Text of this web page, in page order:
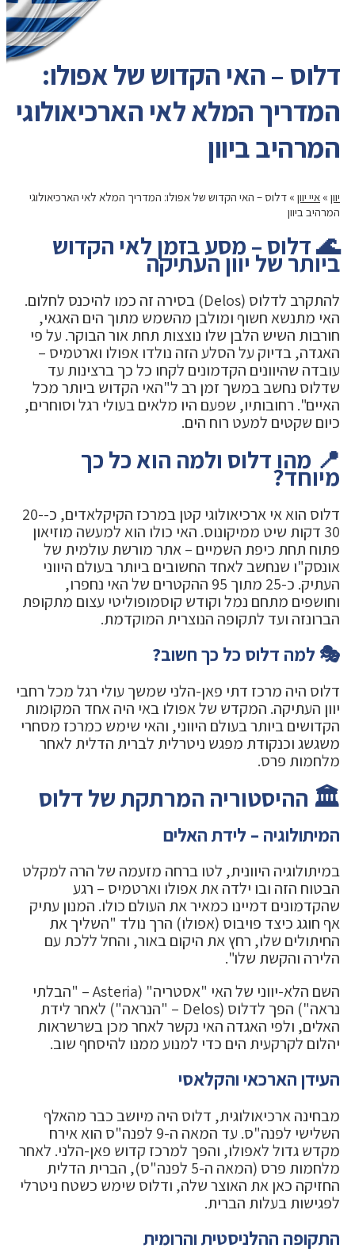
דלוס – האי הקדוש של אפולו:
המדריך המלא לאי הארכיאולוגי
המרהיב ביוון
יוון » איי יוון » דלוס – האי הקדוש של אפולו: המדריך המלא לאי הארכיאולוגי
המרהיב ביוון
🌊 דלוס – מסע בזמן לאי הקדוש
ביותר של יוון העתיקה
להתקרב לדלוס (Delos) בסירה זה כמו להיכנס לחלום.
האי מתנשא חשוף ומולבן מהשמש מתוך הים האגאי,
חורבות השיש הלבן שלו נוצצות תחת אור הבוקר. על פי
האגדה, בדיוק על הסלע הזה נולדו אפולו וארטמיס –
עובדה שהיוונים הקדמונים לקחו כל כך ברצינות עד
שדלוס נחשב במשך זמן רב ל"האי הקדוש ביותר מכל
האיים". רחובותיו, שפעם היו מלאים בעולי רגל וסוחרים,
כיום שקטים למעט רוח הים.
📍 מהו דלוס ולמה הוא כל כך
מיוחד?
דלוס הוא אי ארכיאולוגי קטן במרכז הקיקלאדים, כ-20-
30 דקות שיט ממיקונוס. האי כולו הוא למעשה מוזיאון
פתוח תחת כיפת השמיים – אתר מורשת עולמית של
אונסק"ו שנחשב לאחד החשובים ביותר בעולם היווני
העתיק. כ-25 מתוך 95 ההקטרים של האי נחפרו,
וחושפים מתחם נמל וקודש קוסמופוליטי עצום מתקופת
הברונזה ועד לתקופה הנוצרית המוקדמת.
🎭 למה דלוס כל כך חשוב?
דלוס היה מרכז דתי פאן-הלני שמשך עולי רגל מכל רחבי
יוון העתיקה. המקדש של אפולו באי היה אחד המקומות
הקדושים ביותר בעולם היווני, והאי שימש כמרכז מסחרי
משגשג וכנקודת מפגש ניטרלית לברית הדלית לאחר
מלחמות פרס.
🏛️ ההיסטוריה המרתקת של דלוס
המיתולוגיה – לידת האלים
במיתולוגיה היוונית, לטו ברחה מזעמה של הרה למקלט
הבטוח הזה ובו ילדה את אפולו וארטמיס – רגע
שהקדמונים דמיינו כמאיר את העולם כולו. המנון עתיק
אף חוגג כיצד פויבוס (אפולו) הרך נולד "השליך את
החיתולים שלו, רחץ את היקום באור, והחל ללכת עם
הלירה והקשת שלו".
השם הלא-יווני של האי "אסטריה" (Asteria – "הבלתי
נראה") הפך לדלוס (Delos – "הנראה") לאחר לידת
האלים, ולפי האגדה האי נקשר לאחר מכן בשרשראות
יהלום לקרקעית הים כדי למנוע ממנו להיסחף שוב.
העידן הארכאי והקלאסי
מבחינה ארכיאולוגית, דלוס היה מיושב כבר מהאלף
השלישי לפנה"ס. עד המאה ה-9 לפנה"ס הוא אירח
מקדש גדול לאפולו, והפך למרכז קדוש פאן-הלני. לאחר
מלחמות פרס (המאה ה-5 לפנה"ס), הברית הדלית
החזיקה כאן את האוצר שלה, ודלוס שימש כשטח ניטרלי
לפגישות בעלות הברית.
התקופה ההלניסטית והרומית